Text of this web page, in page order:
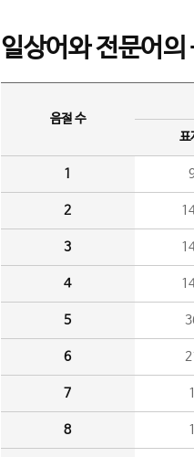
일상어와 전문어의
음절 수
표
1
2
3
4
5
6
7
8